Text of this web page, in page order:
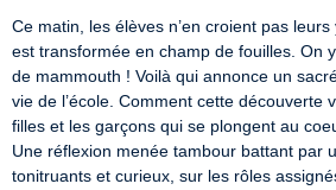
Ce matin, les élèves n’en croient pas
est transformée en champ de fouilles. On
de mammouth ! Voilà qui annonce un
vie de l’école. Comment cette découverte
filles et les garçons qui se plongent au
Une réflexion menée tambour battant par
tonitruants et curieux, sur les rôles